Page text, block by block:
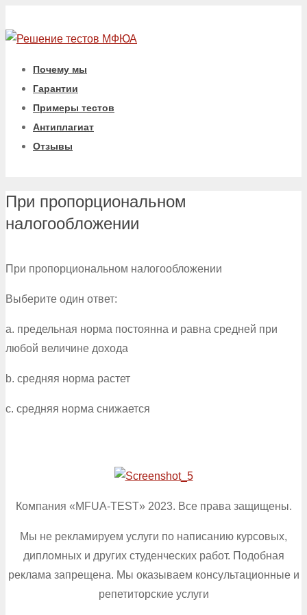
Почему мы
Гарантии
Примеры тестов
Антиплагиат
Отзывы
При пропорциональном
налогообложении
При пропорциональном налогообложении
Выберите один ответ:
a. предельная норма постоянна и равна средней при
любой величине дохода
b. средняя норма растет
c. средняя норма снижается
Компания «MFUA-TEST» 2023. Все права защищены.
Мы не рекламируем услуги по написанию курсовых,
дипломных и других студенческих работ. Подобная
реклама запрещена. Мы оказываем консультационные и
репетиторские услуги